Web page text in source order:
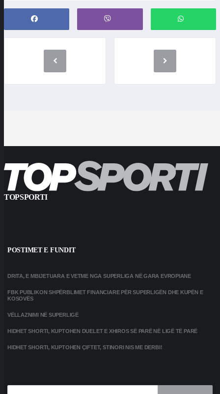
TOPSPORTI
POSTIMET E FUNDIT
DRITA, E MBIJETUARA E VETME NGA SUPERLIGA NË GARA EVROPIANE
FBK PUBLIKON SHPËRBLIMET FINANCIARE PËR SUPERLIGËN DHE KUPËN E
KOSOVËS
VËLLAZNIMI NË SUPERLIGË
HIDHET SHORTI, KUPTOHEN DUELET E XHIROS SË PARË NË LIGË TË PARË
HIDHET SHORTI, KUPTOHEN ÇIFTET, STINORI NIS ME DERBI!